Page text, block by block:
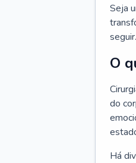
Seja
seguir.
O
do
Há